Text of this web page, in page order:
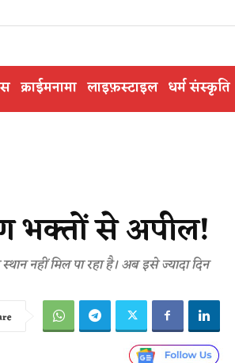
क्राईमनामा लाइफ़स्टाइल धर्म संस्कृति
भक्तों से अपील!
नहीं मिल पा रहा है। अब इसे ज्यादा दिन